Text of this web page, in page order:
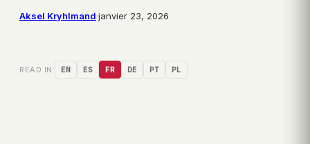
Aksel Kryhlmand·janvier 23, 2026
READ IN: EN ES FR DE PT PL